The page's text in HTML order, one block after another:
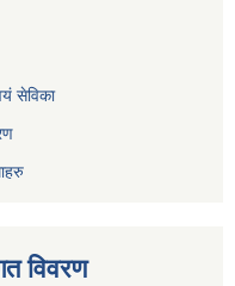
सेविका
विवरण